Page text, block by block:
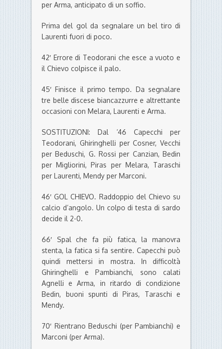
per Arma, anticipato di un soffio.
Prima del gol da segnalare un bel tiro di
Laurenti fuori di poco.
42′ Errore di Teodorani che esce a vuoto e
il Chievo colpisce il palo.
45′ Finisce il primo tempo. Da segnalare
tre belle discese biancazzurre e altrettante
occasioni con Melara, Laurenti e Arma.
SOSTITUZIONI: Dal ’46 Capecchi per
Teodorani, Ghiringhelli per Cosner, Vecchi
per Beduschi, G. Rossi per Canzian, Bedin
per Migliorini, Piras per Melara, Taraschi
per Laurenti, Mendy per Marconi.
46′ GOL CHIEVO. Raddoppio del Chievo su
calcio d’angolo. Un colpo di testa di sardo
decide il 2-0.
66′ Spal che fa più fatica, la manovra
stenta, la fatica si fa sentire. Capecchi può
quindi mettersi in mostra. In difficoltà
Ghiringhelli e Pambianchi, sono calati
Agnelli e Arma, in ritardo di condizione
Bedin, buoni spunti di Piras, Taraschi e
Mendy.
70′ Rientrano Beduschi (per Pambianchi) e
Marconi (per Arma).